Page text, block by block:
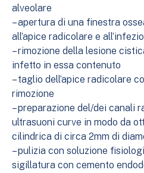
alveolare
– apertura di una finestra
all’apice radicolare e
– rimozione della lesione
infetto in essa contenuto
– taglio dell’apice radicolare
rimozione
– preparazione del/dei canali
ultrasuoni curve in modo da
cilindrica di circa 2mm di
– pulizia con soluzione
sigillatura con cemento